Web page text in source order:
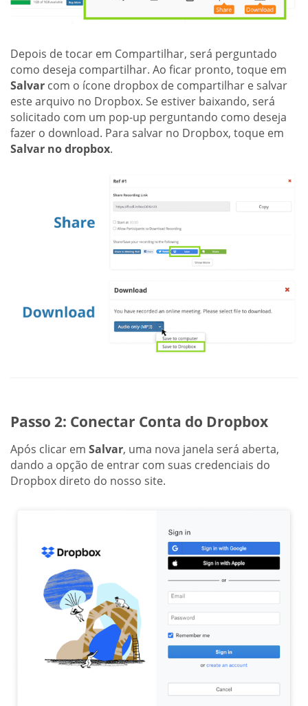
Depois de tocar em Compartilhar, será perguntado
como deseja compartilhar. Ao ficar pronto, toque em
Salvar com o ícone dropbox de compartilhar e salvar
este arquivo no Dropbox. Se estiver baixando, será
solicitado com um pop-up perguntando como deseja
fazer o download. Para salvar no Dropbox, toque em
Salvar no dropbox.
Passo 2: Conectar Conta do Dropbox
Após clicar em Salvar, uma nova janela será aberta,
dando a opção de entrar com suas credenciais do
Dropbox direto do nosso site.